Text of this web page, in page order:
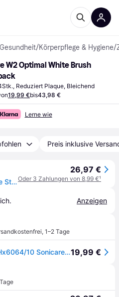
/Körperpflege & Hygiene/
W2 Optimal White Brush
Reduziert Plaque, Bleichend
19,99 €bis43,98 €
Lerne wie
Preis inklusive
Sonicare W Optimal White Standard-Bürstenköpfe weiß (4 Stück) HX6064/10
26,97 €
Oder 3 Zahlungen von 8,99 €¹
Anzeigen
, 1–2 Tage
Philips Ersatz-Zahnbürsten Hx6064/10 Sonicare Optimal White W2 weiß 4-er 1 St19,99 €